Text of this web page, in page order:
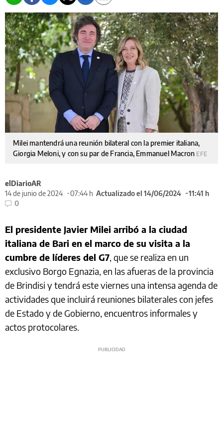
Milei mantendrá una reunión bilateral con la premier italiana,
Giorgia Meloni, y con su par de Francia, Emmanuel Macron EFE
elDiarioAR
14 de junio de 2024
07:44 h Actualizado el 14/06/2024
11:41 h
0
El presidente Javier Milei arribó a la ciudad
italiana de Bari en el marco de su visita a la
cumbre de líderes del G7, que se realiza en un
exclusivo Borgo Egnazia, en las afueras de la provincia
de Brindisi y tendrá este viernes una intensa agenda de
actividades que incluirá reuniones bilaterales con jefes
de Estado y de Gobierno, encuentros informales y
actos protocolares.